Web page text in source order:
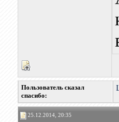
Пользователь сказал
cпасибо:
25.12.2014, 20:35